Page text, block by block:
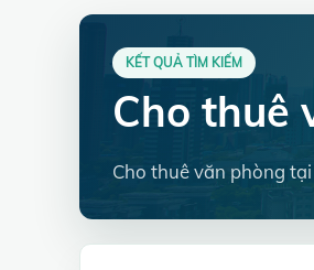
KẾT QUẢ TÌM KIẾM
Cho thuê
Cho thuê văn phòng